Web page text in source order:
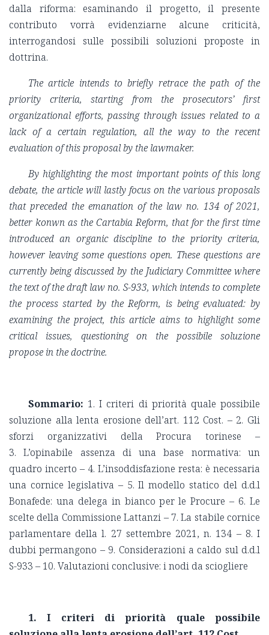
dalla riforma: esaminando il progetto, il presente
contributo vorrà evidenziarne alcune criticità,
interrogandosi sulle possibili soluzioni proposte in
dottrina.
The article intends to briefly retrace the path of the
priority criteria, starting from the prosecutors’ first
organizational efforts, passing through issues related to a
lack of a certain regulation, all the way to the recent
evaluation of this proposal by the lawmaker.
By highlighting the most important points of this long
debate, the article will lastly focus on the various proposals
that preceded the emanation of the law no. 134 of 2021,
better konwn as the Cartabia Reform, that for the first time
introduced an organic discipline to the priority criteria,
however leaving some questions open. These questions are
currently being discussed by the Judiciary Committee where
the text of the draft law no. S-933, which intends to complete
the process started by the Reform, is being evaluated: by
examining the project, this article aims to highlight some
critical issues, questioning on the possibile soluzione
propose in the doctrine.
Sommario: 1. I criteri di priorità quale possibile
soluzione alla lenta erosione dell’art. 112 Cost. – 2. Gli
sforzi organizzativi della Procura torinese –
3. L’opinabile assenza di una base normativa: un
quadro incerto – 4. L’insoddisfazione resta: è necessaria
una cornice legislativa – 5. Il modello statico del d.d.l
Bonafede: una delega in bianco per le Procure – 6. Le
scelte della Commissione Lattanzi – 7. La stabile cornice
parlamentare della l. 27 settembre 2021, n. 134 – 8. I
dubbi permangono – 9. Considerazioni a caldo sul d.d.l
S-933 – 10. Valutazioni conclusive: i nodi da sciogliere
1. I criteri di priorità quale possibile